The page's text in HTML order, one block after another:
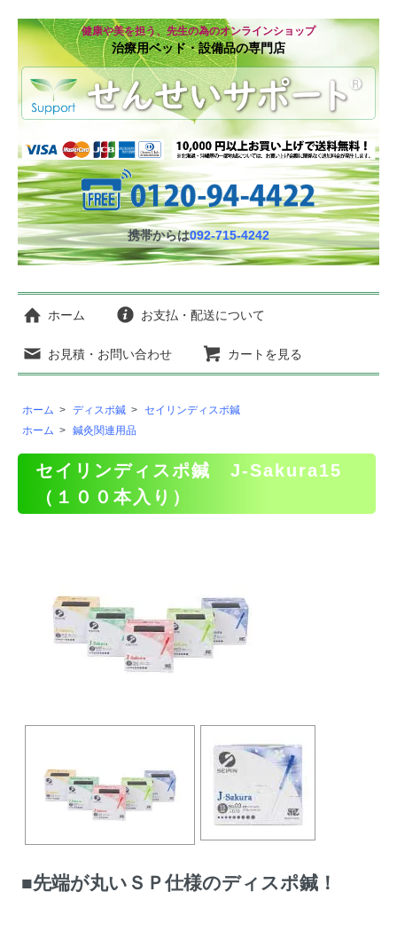
健康や美を担う、先生の為のオンラインショップ
治療用ベッド・設備品の専門店
携帯からは092-715-4242
ホーム お支払・配送について
お見積・お問い合わせ カートを見る
ホーム > ディスポ鍼 > セイリンディスポ鍼
ホーム > 鍼灸関連用品
セイリンディスポ鍼 J-Sakura15
（１００本入り）
■先端が丸いＳＰ仕様のディスポ鍼！